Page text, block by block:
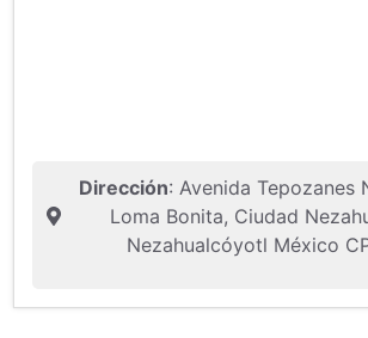
Dirección: Avenida Tepozanes
Loma Bonita, Ciudad
Nezahualcóyotl México